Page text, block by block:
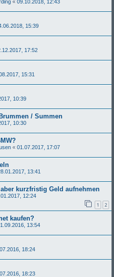
« 09.10.2018, 12:43
15:39
17:52
15:31
10:39
/ Summen
10:30
« 01.07.2017, 17:07
13:41
kurzfristig Geld aufnehmen
12:24
1 2
kaufen?
13:54
18:24
18:23